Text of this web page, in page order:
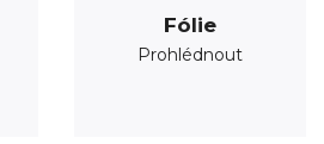
Fólie
Prohlédnout